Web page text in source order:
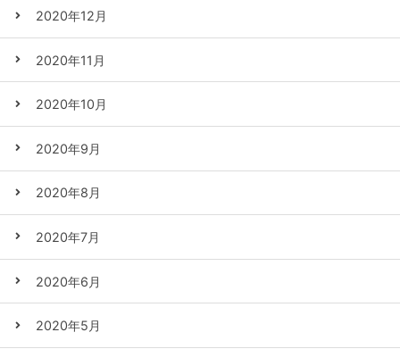
2020年12月
2020年11月
2020年10月
2020年9月
2020年8月
2020年7月
2020年6月
2020年5月